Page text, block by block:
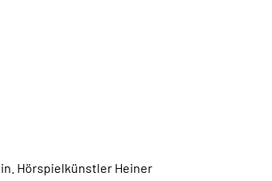
Hörspielkünstler Heiner